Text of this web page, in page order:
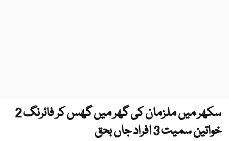
سکھر میں ملزمان کی گھر میں گھس کر فائرنگ 2
خواتین سمیت 3 افراد جاں بحق